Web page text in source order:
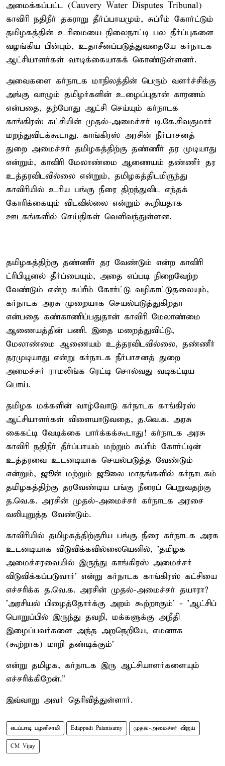
அமைக்கப்பட்ட (Cauvery Water Disputes Tribunal)
காவிரி நதிநீர் தகராறு தீர்ப்பாயமும், சுப்ரீம் கோர்ட்டும்
தமிழகத்தின் உரிமையை நிலைநாட்டி பல தீர்ப்புகளை
வழங்கிய பின்பும், உதாசீனப்படுத்துவதையே கர்நாடக
ஆட்சியாளர்கள் வாடிக்கையாகக் கொண்டுள்ளனர்.
அவைகளை கர்நாடக மாநிலத்தின் பெரும் வளர்ச்சிக்கு
அங்கு வாழும் தமிழர்களின் உழைப்புதான் காரணம்
என்பதை, தற்போது ஆட்சி செய்யும் கர்நாடக
காங்கிரஸ் கட்சியின் முதல்-அமைச்சர் டி.கே.சிவகுமார்
மறந்துவிடக்கூடாது. காங்கிரஸ் அரசின் நீர்பாசனத்
துறை அமைச்சர் தமிழகத்திற்கு தண்ணீர் தர முடியாது
என்றும், காவிரி மேலாண்மை ஆணையம் தண்ணீர் தர
உத்தரவிடவில்லை என்றும், தமிழகத்திடமிருந்து
காவிரியில் உரிய பங்கு நீரை திறந்துவிட எந்தக்
கோரிக்கையும் விடவில்லை என்றும் கூறியதாக
ஊடகங்களில் செய்திகள் வெளிவந்துள்ளன.
தமிழகத்திற்கு தண்ணீர் தர வேண்டும் என்ற காவிரி
ட்ரிபியூனல் தீர்ப்பையும், அதை எப்படி நிறைவேற்ற
வேண்டும் என்ற சுப்ரீம் கோர்ட்டு வழிகாட்டுதலையும்,
கர்நாடக அரசு முறையாக செயல்படுத்துகிறதா
என்பதை கண்காணிப்பதுதான் காவிரி மேலாண்மை
ஆணையத்தின் பணி. இதை மறைத்துவிட்டு,
மேலாண்மை ஆணையம் உத்தரவிடவில்லை, தண்ணீர்
தரமுடியாது என்று கர்நாடக நீர்பாசனத் துறை
அமைச்சர் ராமலிங்க ரெட்டி சொல்வது வடிகட்டிய
பொய்.
தமிழக மக்களின் வாழ்வோடு கர்நாடக காங்கிரஸ்
ஆட்சியாளர்கள் விளையாடுவதை, த.வெ.க. அரசு
கைகட்டி வேடிக்கை பார்க்கக்கூடாது! கர்நாடக அரசு
காவிரி நதிநீர் தீர்ப்பாயம் மற்றும் சுப்ரீம் கோர்ட்டின்
உத்தரவை உடனடியாக செயல்படுத்த வேண்டும்
என்றும், ஜூன் மற்றும் ஜூலை மாதங்களில் கர்நாடகம்
தமிழகத்திற்கு தரவேண்டிய பங்கு நீரைப் பெறுவதற்கு
த.வெ.க. அரசின் முதல்-அமைச்சர் கர்நாடக அரசை
வலியுறுத்த வேண்டும்.
காவிரியில் தமிழகத்திற்குரிய பங்கு நீரை கர்நாடக அரசு
உடனடியாக விடுவிக்கவில்லையெனில், 'தமிழக
அமைச்சரவையில் இருந்து காங்கிரஸ் அமைச்சர்
விடுவிக்கப்படுவார்' என்று கர்நாடக காங்கிரஸ் கட்சியை
எச்சரிக்க த.வெ.க. அரசின் முதல்-அமைச்சர் தயாரா?
'அரசியல் பிழைத்தோர்க்கு அறம் கூற்றாகும்' - 'ஆட்சிப்
பொறுப்பில் இருந்து தவறி, மக்களுக்கு அநீதி
இழைப்பவர்களை அந்த அறநெறியே, எமனாக
(கூற்றாக) மாறி தண்டிக்கும்'
என்று தமிழக, கர்நாடக இரு ஆட்சியாளர்களையும்
எச்சரிக்கிறேன்.”
இவ்வாறு அவர் தெரிவித்துள்ளார்.
எடப்பாடி பழனிசாமி Edappadi Palanisamy முதல்-அமைச்சர் விஜய்
CM Vijay